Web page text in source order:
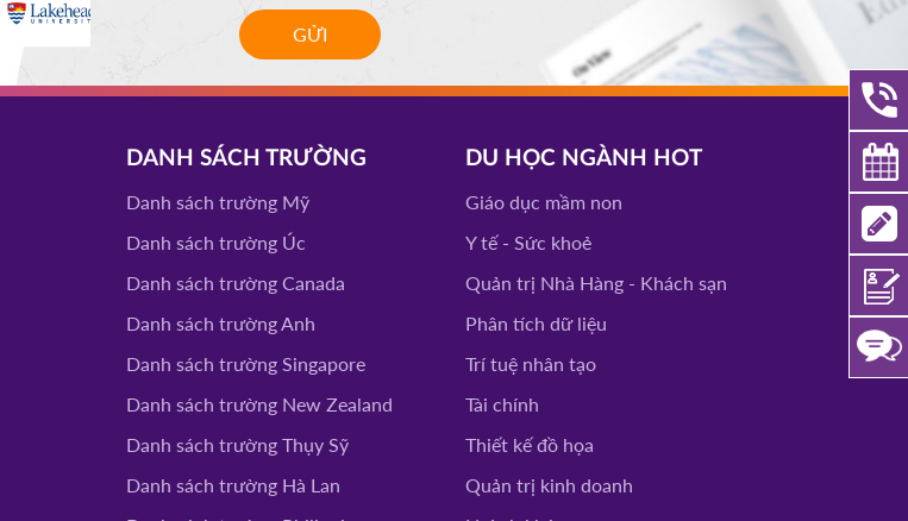
GỬI
DANH SÁCH TRƯỜNG
Danh sách trường Mỹ
Danh sách trường Úc
Danh sách trường Canada
Danh sách trường Anh
Danh sách trường Singapore
Danh sách trường New Zealand
Danh sách trường Thụy Sỹ
Danh sách trường Hà Lan
DU HỌC NGÀNH HOT
Giáo dục mầm non
Y tế - Sức khoẻ
Quản trị Nhà Hàng - Khách sạn
Phân tích dữ liệu
Trí tuệ nhân tạo
Tài chính
Thiết kế đồ họa
Quản trị kinh doanh